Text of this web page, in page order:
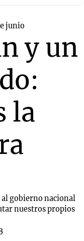
junio
y un
la
gobierno nacional
nuestros propios